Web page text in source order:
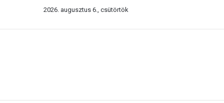
2026. augusztus 6., csütörtök